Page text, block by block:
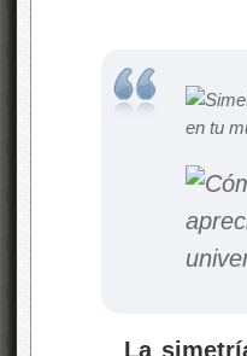
La simetría